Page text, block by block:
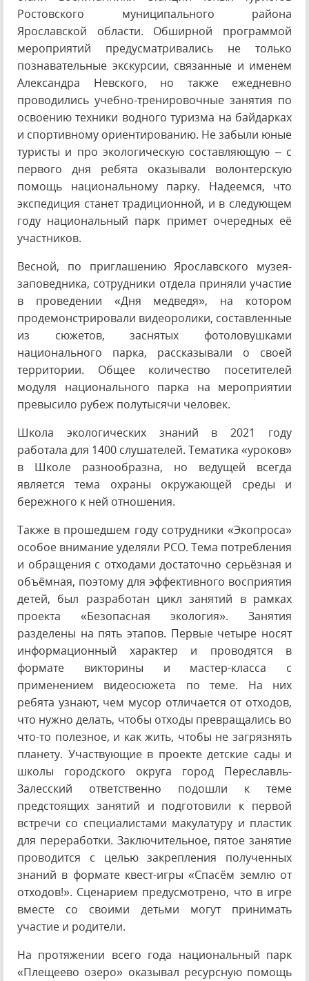
Ростовского муниципального района
Ярославской области. Обширной программой
мероприятий предусматривались не только
познавательные экскурсии, связанные и именем
Александра Невского, но также ежедневно
проводились учебно-тренировочные занятия по
освоению техники водного туризма на байдарках
и спортивному ориентированию. Не забыли юные
туристы и про экологическую составляющую – с
первого дня ребята оказывали волонтерскую
помощь национальному парку. Надеемся, что
экспедиция станет традиционной, и в следующем
году национальный парк примет очередных её
участников.
Весной, по приглашению Ярославского музея-
заповедника, сотрудники отдела приняли участие
в проведении «Дня медведя», на котором
продемонстрировали видеоролики, составленные
из сюжетов, заснятых фотоловушками
национального парка, рассказывали о своей
территории. Общее количество посетителей
модуля национального парка на мероприятии
превысило рубеж полутысячи человек.
Школа экологических знаний в 2021 году
работала для 1400 слушателей. Тематика «уроков»
в Школе разнообразна, но ведущей всегда
является тема охраны окружающей среды и
бережного к ней отношения.
Также в прошедшем году сотрудники «Экопроса»
особое внимание уделяли РСО. Тема потребления
и обращения с отходами достаточно серьёзная и
объёмная, поэтому для эффективного восприятия
детей, был разработан цикл занятий в рамках
проекта «Безопасная экология». Занятия
разделены на пять этапов. Первые четыре носят
информационный характер и проводятся в
формате викторины и мастер-класса с
применением видеосюжета по теме. На них
ребята узнают, чем мусор отличается от отходов,
что нужно делать, чтобы отходы превращались во
что-то полезное, и как жить, чтобы не загрязнять
планету. Участвующие в проекте детские сады и
школы городского округа город Переславль-
Залесский ответственно подошли к теме
предстоящих занятий и подготовили к первой
встречи со специалистами макулатуру и пластик
для переработки. Заключительное, пятое занятие
проводится с целью закрепления полученных
знаний в формате квест-игры «Спасём землю от
отходов!». Сценарием предусмотрено, что в игре
вместе со своими детьми могут принимать
участие и родители.
На протяжении всего года национальный парк
«Плещеево озеро» оказывал ресурсную помощь